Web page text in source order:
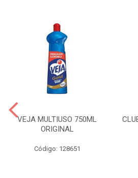
VEJA MULTIUSO 750ML
ORIGINAL
Código: 128651